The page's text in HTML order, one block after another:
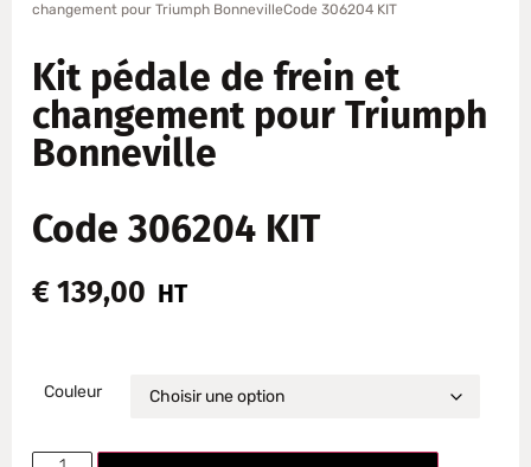
changement pour Triumph BonnevilleCode 306204 KIT
Kit pédale de frein et
changement pour Triumph
Bonneville
Code 306204 KIT
€ 139,00 HT
Couleur